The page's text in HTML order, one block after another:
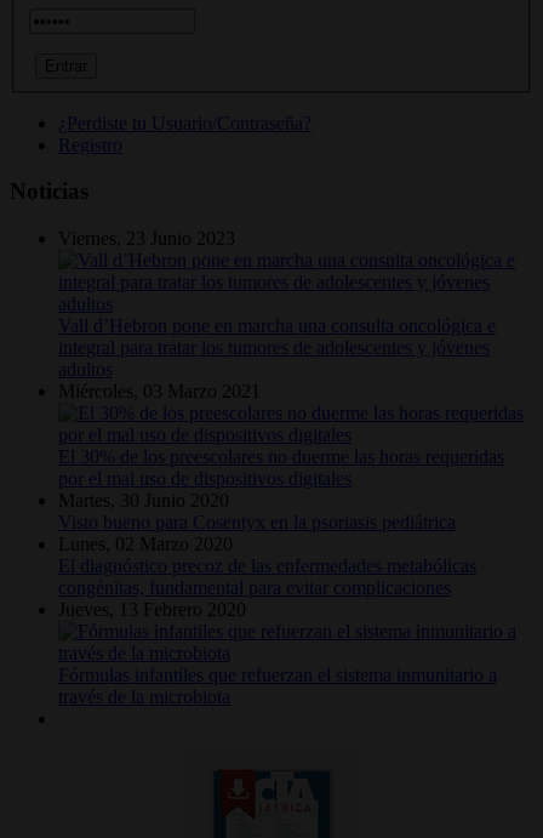
¿Perdiste tu Usuario/Contraseña?
Registro
Noticias
Viernes, 23 Junio 2023
Vall d’Hebron pone en marcha una consulta oncológica e
integral para tratar los tumores de adolescentes y jóvenes
adultos
Miércoles, 03 Marzo 2021
El 30% de los preescolares no duerme las horas requeridas
por el mal uso de dispositivos digitales
Martes, 30 Junio 2020
Visto bueno para Cosentyx en la psoriasis pediátrica
Lunes, 02 Marzo 2020
El diagnóstico precoz de las enfermedades metabólicas
congénitas, fundamental para evitar complicaciones
Jueves, 13 Febrero 2020
Fórmulas infantiles que refuerzan el sistema inmunitario a
través de la microbiota